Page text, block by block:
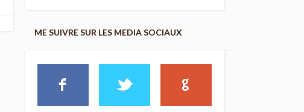
ME SUIVRE SUR LES MEDIA SOCIAUX